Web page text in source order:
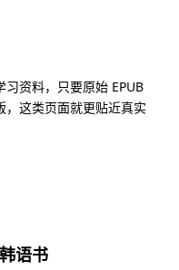
资料，只要原始 EPUB
这类页面就更贴近真实
语书